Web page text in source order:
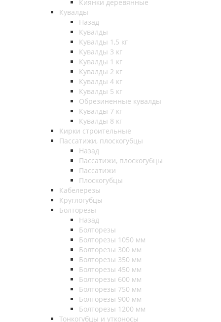
Киянки деревянные
Кувалды
Назад
Кувалды
Кувалды 1,5 кг
Кувалды 3 кг
Кувалды 1 кг
Кувалды 2 кг
Кувалды 4 кг
Кувалды 5 кг
Обрезиненные кувалды
Кувалды 7 кг
Кувалды 8 кг
Кирки строительные
Пассатижи, плоскогубцы
Назад
Пассатижи, плоскогубцы
Пассатижи
Плоскогубцы
Кабелерезы
Круглогубцы
Болторезы
Назад
Болторезы
Болторезы 1050 мм
Болторезы 300 мм
Болторезы 350 мм
Болторезы 450 мм
Болторезы 600 мм
Болторезы 750 мм
Болторезы 900 мм
Болторезы 1200 мм
Тонкогубцы и утконосы